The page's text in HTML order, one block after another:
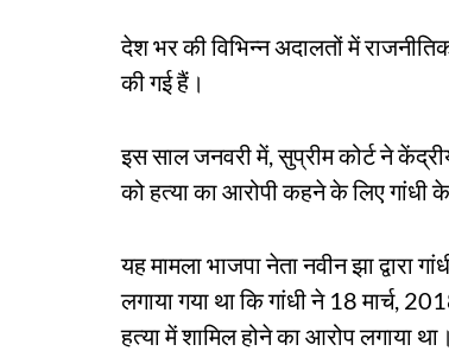
देश भर की विभिन्न अदालतों में
की गई हैं।
इस साल जनवरी में, सुप्रीम कोर्ट ने
को हत्या का आरोपी कहने के लिए गांधी
यह मामला भाजपा नेता नवीन झा
लगाया गया था कि गांधी ने 18 मार्च,
हत्या में शामिल होने का आरोप लगाया था।